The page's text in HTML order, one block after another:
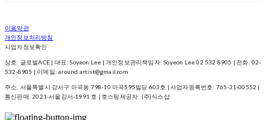
이용약관
개인정보처리방침
사업자정보확인
상호: 글로벌ACE | 대표: Soyeon Lee | 개인정보관리책임자: Soyeon Lee 02 532 8905 | 전화: 02-
532-8905 | 이메일: around.artist@gmail.com
주소: 서울특별시 강서구 마곡동 798-10 마곡595빌딩 603호 | 사업자등록번호: 765-31-00552 |
통신판매:2021-서울강서-1991 호 | 호스팅제공자: (주)식스샵